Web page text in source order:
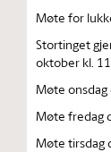
Møte for
Stortinget
oktober kl.
Møte onsdag
Møte fredag
Møte tirsdag